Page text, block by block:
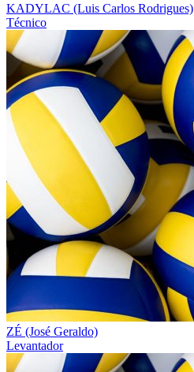
KADYLAC (Luis Carlos Rodrigues)
Técnico
ZÉ (José Geraldo)
Levantador